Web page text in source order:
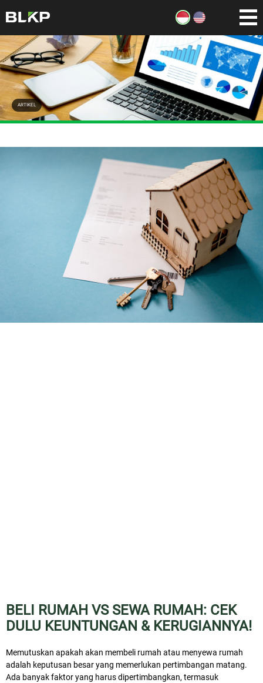
ARTIKEL
BELI RUMAH VS SEWA RUMAH: CEK
DULU KEUNTUNGAN & KERUGIANNYA!
Memutuskan apakah akan membeli rumah atau menyewa rumah
adalah keputusan besar yang memerlukan pertimbangan matang.
Ada banyak faktor yang harus dipertimbangkan, termasuk